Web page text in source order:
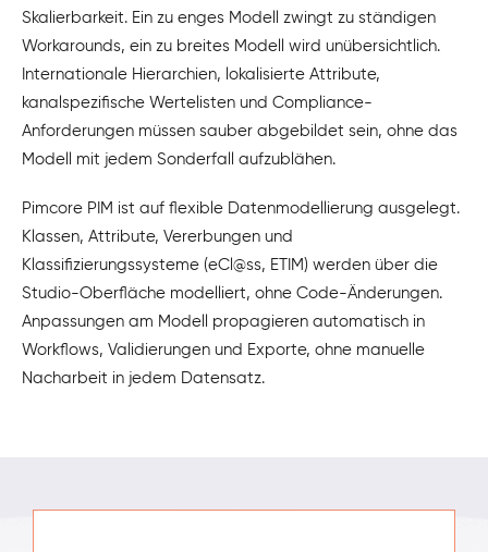
Skalierbarkeit. Ein zu enges Modell zwingt zu ständigen
Workarounds, ein zu breites Modell wird unübersichtlich.
Internationale Hierarchien, lokalisierte Attribute,
kanalspezifische Wertelisten und Compliance-
Anforderungen müssen sauber abgebildet sein, ohne das
Modell mit jedem Sonderfall aufzublähen.
Pimcore PIM ist auf flexible Datenmodellierung ausgelegt.
Klassen, Attribute, Vererbungen und
Klassifizierungssysteme (eCl@ss, ETIM) werden über die
Studio-Oberfläche modelliert, ohne Code-Änderungen.
Anpassungen am Modell propagieren automatisch in
Workflows, Validierungen und Exporte, ohne manuelle
Nacharbeit in jedem Datensatz.